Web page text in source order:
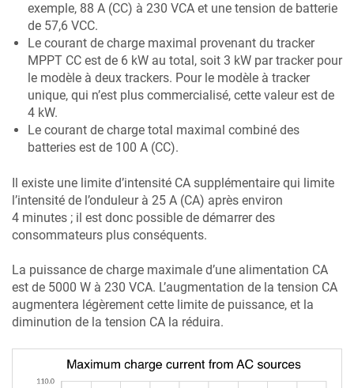
exemple, 88 A (CC) à 230 VCA et une tension de batterie
de 57,6 VCC.
Le courant de charge maximal provenant du tracker
MPPT CC est de 6 kW au total, soit 3 kW par tracker pour
le modèle à deux trackers. Pour le modèle à tracker
unique, qui n’est plus commercialisé, cette valeur est de
4 kW.
Le courant de charge total maximal combiné des
batteries est de 100 A (CC).
Il existe une limite d’intensité CA supplémentaire qui limite
l’intensité de l’onduleur à 25 A (CA) après environ
4 minutes ; il est donc possible de démarrer des
consommateurs plus conséquents.
La puissance de charge maximale d’une alimentation CA
est de 5000 W à 230 VCA. L’augmentation de la tension CA
augmentera légèrement cette limite de puissance, et la
diminution de la tension CA la réduira.